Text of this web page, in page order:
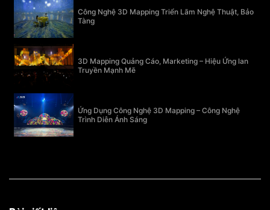
Công Nghệ 3D Mapping Triển Lãm Nghệ Thuật, Bảo
Tàng
3D Mapping Quảng Cáo, Marketing – Hiệu Ứng lan
Truyền Mạnh Mẽ
Ứng Dụng Công Nghệ 3D Mapping – Công Nghệ
Trình Diễn Ánh Sáng